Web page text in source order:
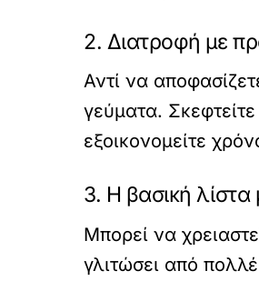
2. Διατροφή με
Αντί να
γεύματα.
εξοικονομείτε
3. Η βασική
Μπορεί να
γλιτώσει από